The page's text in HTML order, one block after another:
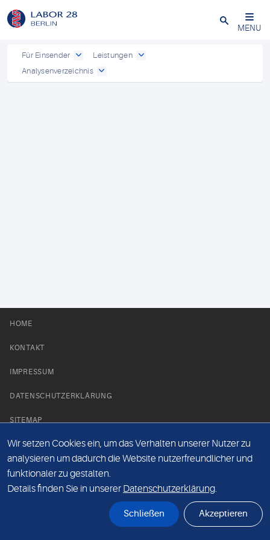
Schließen
MENU
Für Einsender
Leistungen
Analysenverzeichnis
HOME
KONTAKT
IMPRESSUM
DATENSCHUTZERKLÄRUNG
SITEMAP
NEWS PARTNER
Wir setzen Cookies ein, um das Verhalten unserer Nutzer zu
analysieren um dadurch die Website nutzerfreundlicher und
funktionaler zu gestalten.
Details finden Sie in unserer Datenschutzerklärung.
Schließen Akzeptieren